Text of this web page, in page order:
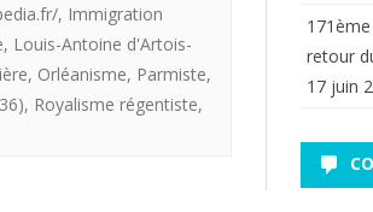
, Immigration
, Louis-Antoine d'Artois-
, Orléanisme, Parmiste,
, Royalisme régentiste,
retour
17 juin